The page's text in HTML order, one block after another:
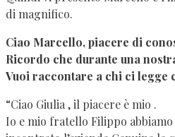
di magnifico.
Ciao Marcello, piacere di
Ricordo che durante una
Vuoi raccontare a chi ci legge
“Ciao Giulia , il piacere è mio .
Io e mio fratello Filippo